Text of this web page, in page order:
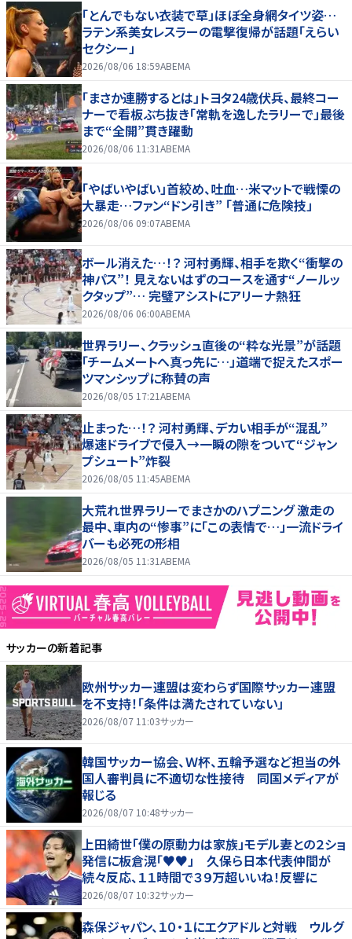
「とんでもない衣装で草」ほぼ全身網タイツ姿…
ラテン系美女レスラーの電撃復帰が話題「えらい
セクシー」
2026/08/06 18:59ABEMA
「まさか連勝するとは」トヨタ24歳伏兵、最終コー
ナーで看板ぶち抜き「常軌を逸したラリーで」最後
まで“全開”貫き躍動
2026/08/06 11:31ABEMA
「やばいやばい」首絞め、吐血…米マットで戦慄の
大暴走…ファン“ドン引き” 「普通に危険技」
2026/08/06 09:07ABEMA
ボール消えた…！？ 河村勇輝、相手を欺く“衝撃の
神パス”！ 見えないはずのコースを通す“ノールッ
クタップ”… 完璧アシストにアリーナ熱狂
2026/08/06 06:00ABEMA
世界ラリー、クラッシュ直後の“粋な光景”が話題
「チームメートへ真っ先に…」道端で捉えたスポー
ツマンシップに称賛の声
2026/08/05 17:21ABEMA
止まった…！？ 河村勇輝、デカい相手が“混乱”
爆速ドライブで侵入→一瞬の隙をついて“ジャン
プシュート”炸裂
2026/08/05 11:45ABEMA
大荒れ世界ラリーでまさかのハプニング 激走の
最中、車内の“惨事”に「この表情で…」一流ドライ
バーも必死の形相
2026/08/05 11:31ABEMA
サッカーの新着記事
欧州サッカー連盟は変わらず国際サッカー連盟
を不支持！「条件は満たされていない」
2026/08/07 11:03サッカー
韓国サッカー協会、Ｗ杯、五輪予選など担当の外
国人審判員に不適切な性接待 同国メディアが
報じる
2026/08/07 10:48サッカー
上田綺世「僕の原動力は家族」モデル妻との２ショ
発信に板倉滉「♥♥」 久保ら日本代表仲間が
続々反応、１１時間で３９万超いいね！反響に
2026/08/07 10:32サッカー
森保ジャパン、１０・１にエクアドルと対戦 ウルグ